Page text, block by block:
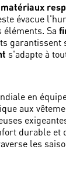
matériaux
évacue
éléments. Sa
garantissent
s'adapte à
en
aux
durable
les